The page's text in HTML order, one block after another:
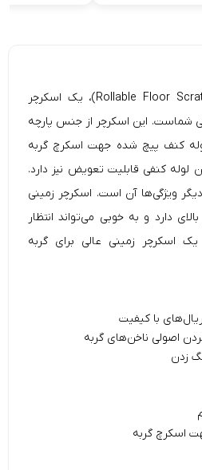
اسکرچر زمینی رولی (Rollable Floor Scratcher)، یک اسکرچر
شماست. این اسکرچر از جنس پارچه
کنف پیچ شده جهت اسکرچ گربه
لوله کنفی قابلیت تعویض نیز دارد.
ویژگی‌ها آن است. اسکرچر زمینی
دارد و به خوبی می‌تواند انتظار
اسکرچر زمینی عالی برای گربه
با کیفیت
اصولی ناخن‌های گربه
زدن
اسکرچ گربه